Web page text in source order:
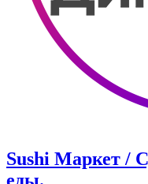
Sushi Маркет /